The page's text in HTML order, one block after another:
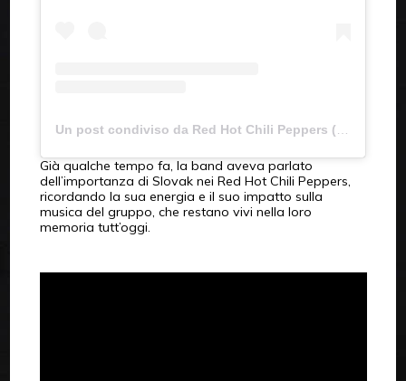
Già qualche tempo fa, la band aveva parlato
dell’importanza di Slovak nei Red Hot Chili Peppers,
ricordando la sua energia e il suo impatto sulla
musica del gruppo, che restano vivi nella loro
memoria tutt’oggi.